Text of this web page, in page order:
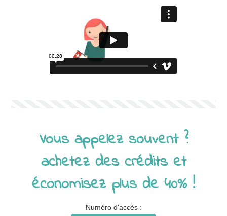
Vous appelez souvent ?
achetez des crédits et
économisez plus de 40% !
Numéro d'accès :